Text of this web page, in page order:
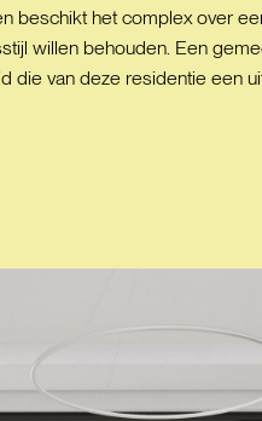
beschikt het complex over
willen behouden. Een
die van deze residentie een